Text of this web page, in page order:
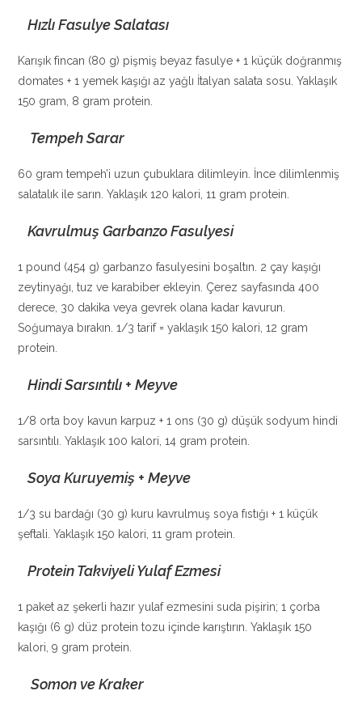
Hızlı Fasulye Salatası
Karışık fincan (80 g) pişmiş beyaz fasulye + 1 küçük doğranmış
domates + 1 yemek kaşığı az yağlı İtalyan salata sosu. Yaklaşık
150 gram, 8 gram protein.
Tempeh Sarar
60 gram tempeh’i uzun çubuklara dilimleyin. İnce dilimlenmiş
salatalık ile sarın. Yaklaşık 120 kalori, 11 gram protein.
Kavrulmuş Garbanzo Fasulyesi
1 pound (454 g) garbanzo fasulyesini boşaltın. 2 çay kaşığı
zeytinyağı, tuz ve karabiber ekleyin. Çerez sayfasında 400
derece, 30 dakika veya gevrek olana kadar kavurun.
Soğumaya bırakın. 1/3 tarif = yaklaşık 150 kalori, 12 gram
protein.
Hindi Sarsıntılı + Meyve
1/8 orta boy kavun karpuz + 1 ons (30 g) düşük sodyum hindi
sarsıntılı. Yaklaşık 100 kalori, 14 gram protein.
Soya Kuruyemiş + Meyve
1/3 su bardağı (30 g) kuru kavrulmuş soya fıstığı + 1 küçük
şeftali. Yaklaşık 150 kalori, 11 gram protein.
Protein Takviyeli Yulaf Ezmesi
1 paket az şekerli hazır yulaf ezmesini suda pişirin; 1 çorba
kaşığı (6 g) düz protein tozu içinde karıştırın. Yaklaşık 150
kalori, 9 gram protein.
Somon ve Kraker